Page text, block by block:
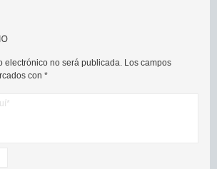
electrónico no será publicada. Los campos
con *